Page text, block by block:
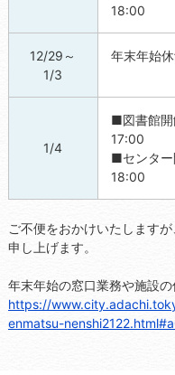
18:00
12/29～
1/3
年末年始休
1/4
■図書館
17:00
■センタ
18:00
ご不便をおかけいたします
申し上げます。
年末年始の窓口業務や施設の
https://
enmatsu-